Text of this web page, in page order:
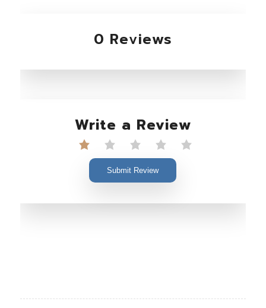
0 Reviews
Write a Review
Submit Review